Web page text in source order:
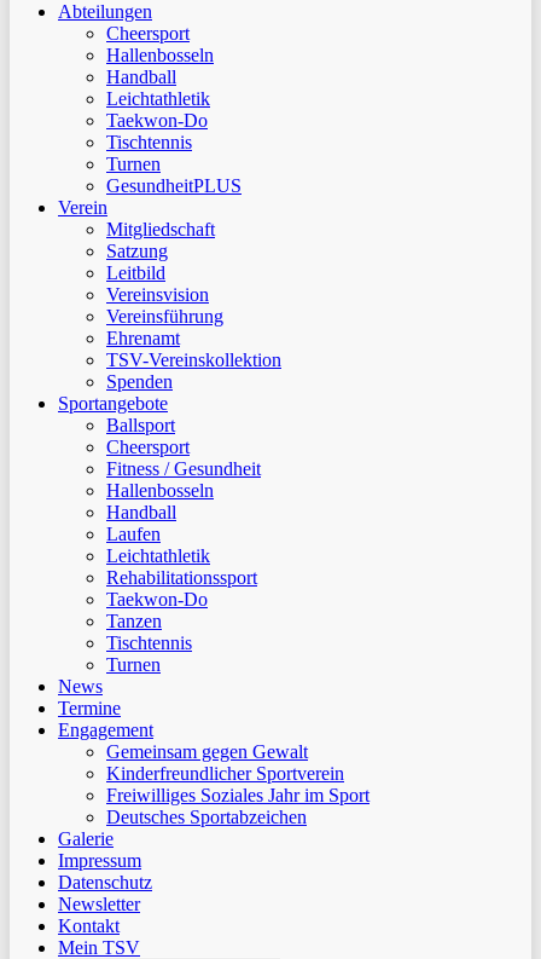
SuchenAbteilungen
Cheersport
Hallenbosseln
Handball
Leichtathletik
Taekwon-Do
Tischtennis
Turnen
GesundheitPLUS
Verein
Mitgliedschaft
Satzung
Leitbild
Vereinsvision
Vereinsführung
Ehrenamt
TSV-Vereinskollektion
Spenden
Sportangebote
Ballsport
Cheersport
Fitness / Gesundheit
Hallenbosseln
Handball
Laufen
Leichtathletik
Rehabilitationssport
Taekwon-Do
Tanzen
Tischtennis
Turnen
News
Termine
Engagement
Gemeinsam gegen Gewalt
Kinderfreundlicher Sportverein
Freiwilliges Soziales Jahr im Sport
Deutsches Sportabzeichen
Galerie
Impressum
Datenschutz
Newsletter
Kontakt
Mein TSV